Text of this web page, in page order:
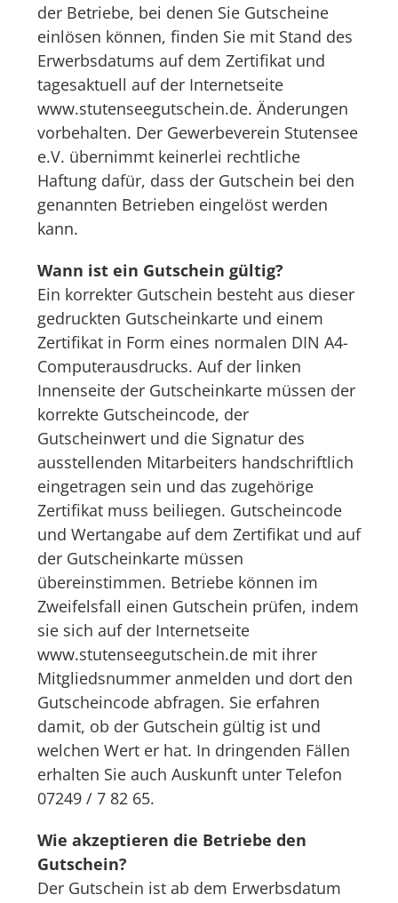
der Betriebe, bei denen Sie Gutscheine
einlösen können, finden Sie mit Stand des
Erwerbsdatums auf dem Zertifikat und
tagesaktuell auf der Internetseite
www.stutenseegutschein.de. Änderungen
vorbehalten. Der Gewerbeverein Stutensee
e.V. übernimmt keinerlei rechtliche
Haftung dafür, dass der Gutschein bei den
genannten Betrieben eingelöst werden
kann.
Wann ist ein Gutschein gültig?
Ein korrekter Gutschein besteht aus dieser
gedruckten Gutscheinkarte und einem
Zertifikat in Form eines normalen DIN A4-
Computerausdrucks. Auf der linken
Innenseite der Gutscheinkarte müssen der
korrekte Gutscheincode, der
Gutscheinwert und die Signatur des
ausstellenden Mitarbeiters handschriftlich
eingetragen sein und das zugehörige
Zertifikat muss beiliegen. Gutscheincode
und Wertangabe auf dem Zertifikat und auf
der Gutscheinkarte müssen
übereinstimmen. Betriebe können im
Zweifelsfall einen Gutschein prüfen, indem
sie sich auf der Internetseite
www.stutenseegutschein.de mit ihrer
Mitgliedsnummer anmelden und dort den
Gutscheincode abfragen. Sie erfahren
damit, ob der Gutschein gültig ist und
welchen Wert er hat. In dringenden Fällen
erhalten Sie auch Auskunft unter Telefon
07249 / 7 82 65.
Wie akzeptieren die Betriebe den
Gutschein?
Der Gutschein ist ab dem Erwerbsdatum